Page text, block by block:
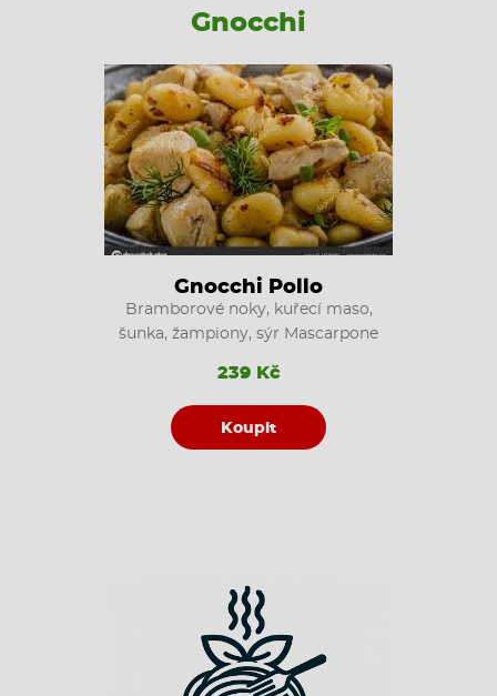
Gnocchi
Gnocchi Pollo
Bramborové noky, kuřecí maso,
šunka, žampiony, sýr Mascarpone
239 Kč
Koupit